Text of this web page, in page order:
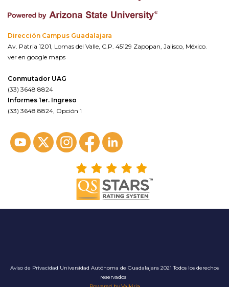
Dirección Campus Guadalajara
Av. Patria 1201, Lomas del Valle, C.P. 45129 Zapopan, Jalisco, México.
ver en google maps
Conmutador UAG
(33) 3648 8824
Informes 1er. Ingreso
(33) 3648 8824, Opción 1
Aviso de Privacidad Universidad Autónoma de Guadalajara 2021 Todos los derechos
reservados